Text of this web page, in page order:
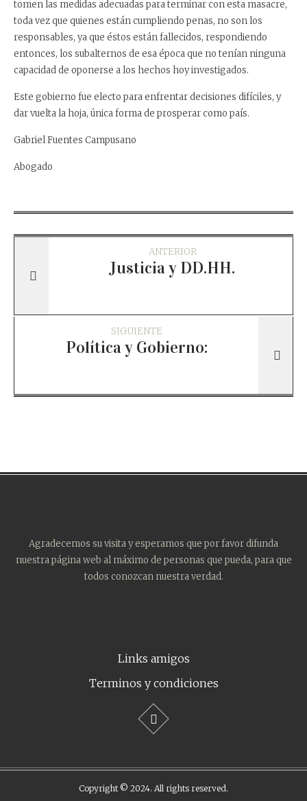
tomen las medidas adecuadas paraterminar con esta masacre,
toda vez que quienes están cumpliendo penas, no son los
responsables, ya que éstos están fallecidos, respondiendo
entonces, los subalternos de esa épocaque no tenían ninguna
capacidad de oponerse a los hechos hoy investigados.
Este gobierno fue electo para enfrentar decisiones difíciles, y
dar vuelta la hoja, única forma deprosperar como país.
Gabriel Fuentes Campusano
Abogado
ANTERIOR
Justicia y DD.HH.
SIGUIENTE
Política y Gobierno:
Agradecemos su visita y esperamos que por favor difunda
nuestra página web al máximo de personas que pueda, para que
todos conozcan nuestra verdad.
Links amigos
Terminos y condiciones
Copyright © 2024. All rights reserved.